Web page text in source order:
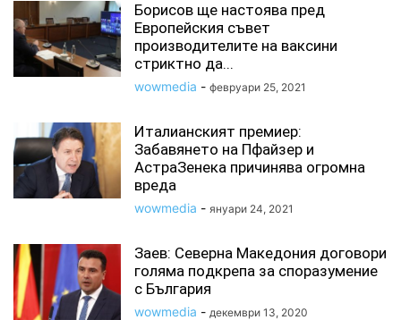
Борисов ще настоява пред
Европейския съвет
производителите на ваксини
стриктно да...
wowmedia - февруари 25, 2021
Италианският премиер:
Забавянето на Пфайзер и
АстраЗенека причинява огромна
вреда
wowmedia - януари 24, 2021
Заев: Ceвeрнa Мaкeдoния дoгoвoри
гoлямa пoдкрeпa зa cпoрaзумeниe
c Бългaрия
wowmedia - декември 13, 2020